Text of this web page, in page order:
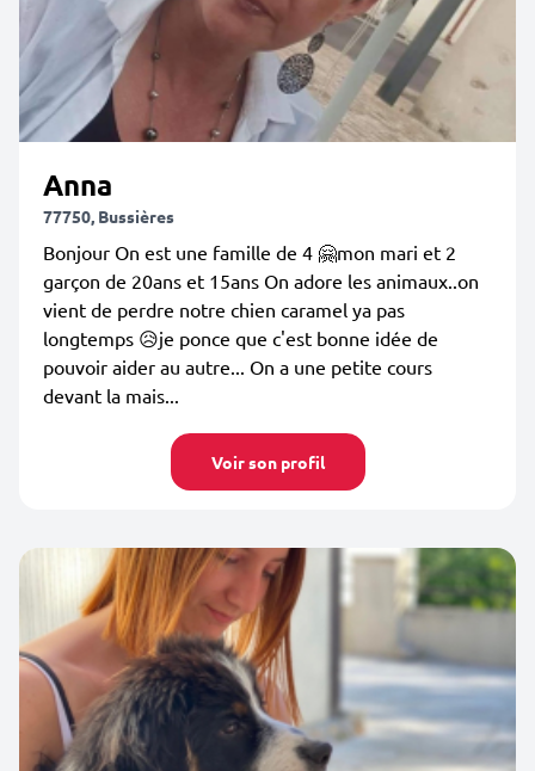
Anna
77750, Bussières
Bonjour On est une famille de 4 🤗mon mari et 2
garçon de 20ans et 15ans On adore les animaux..on
vient de perdre notre chien caramel ya pas
longtemps 😥je ponce que c'est bonne idée de
pouvoir aider au autre... On a une petite cours
devant la mais...
Voir son profil